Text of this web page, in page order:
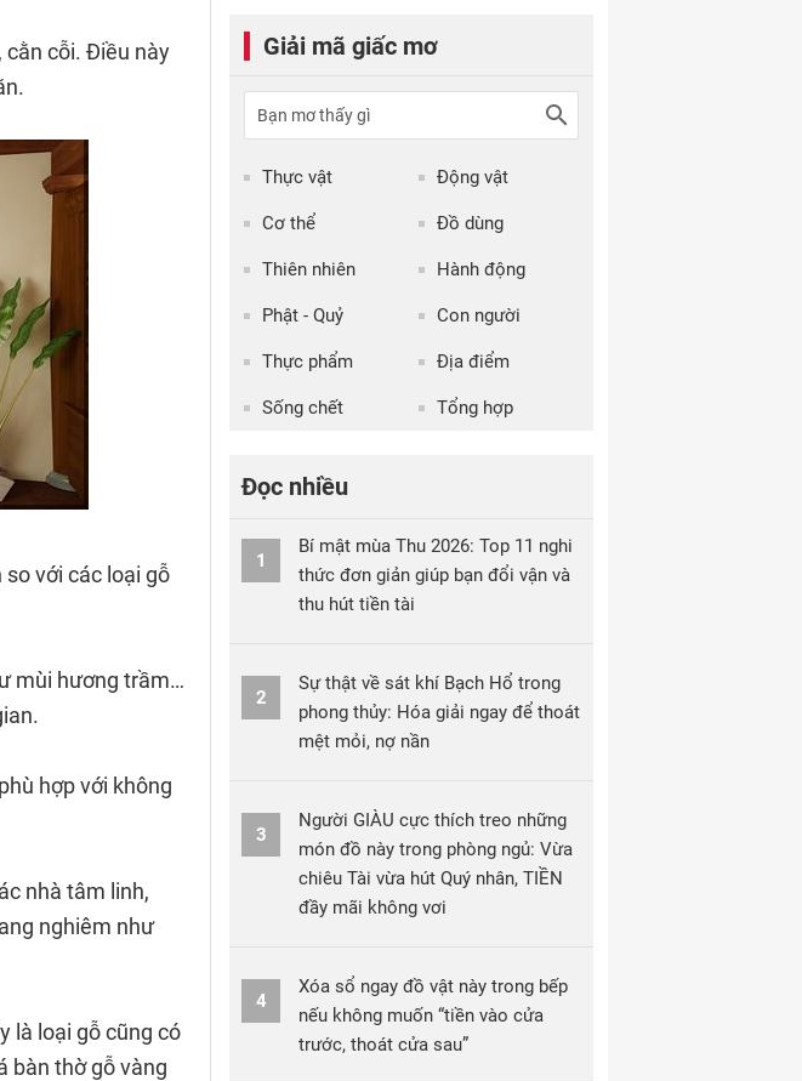
cỗi. Điều này
với các loại gỗ
mùi hương trầm…
hợp với không
nhà tâm linh,
nghiêm như
là loại gỗ cũng có
bàn thờ gỗ vàng
Giải mã giấc mơ
Thực vật Động vật
Cơ thể Đồ dùng
Thiên nhiên Hành động
Phật - Quỷ Con người
Thực phẩm Địa điểm
Sống chết Tổng hợp
Đọc nhiều
1
Bí mật mùa Thu 2026: Top 11 nghi
thức đơn giản giúp bạn đổi vận và
thu hút tiền tài
2
Sự thật về sát khí Bạch Hổ trong
phong thủy: Hóa giải ngay để thoát
mệt mỏi, nợ nần
3
Người GIÀU cực thích treo những
món đồ này trong phòng ngủ: Vừa
chiêu Tài vừa hút Quý nhân, TIỀN
đầy mãi không vơi
4
Xóa sổ ngay đồ vật này trong bếp
nếu không muốn “tiền vào cửa
trước, thoát cửa sau”